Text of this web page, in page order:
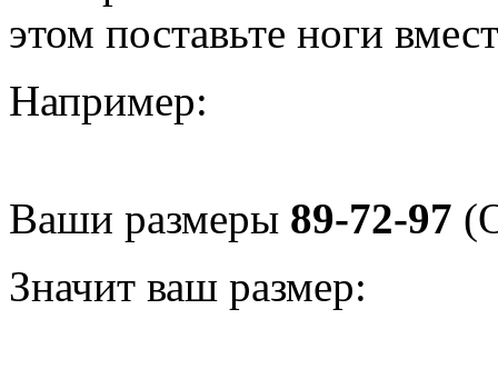
этом поставьте ноги
Например:
Ваши размеры 89-72-97
Значит ваш размер: